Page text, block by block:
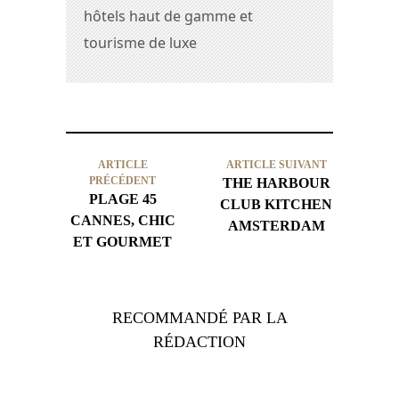
hôtels haut de gamme et
tourisme de luxe
ARTICLE
PRÉCÉDENT
PLAGE 45
CANNES, CHIC
ET GOURMET
ARTICLE SUIVANT
THE HARBOUR
CLUB KITCHEN
AMSTERDAM
RECOMMANDÉ PAR LA
RÉDACTION